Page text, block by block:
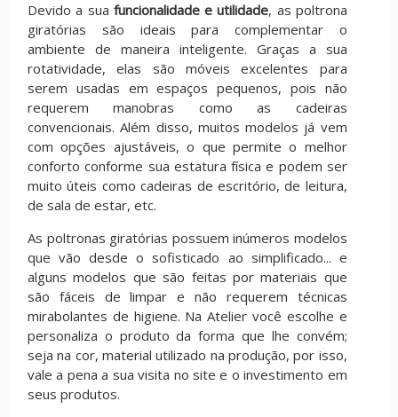
Devido a sua funcionalidade e utilidade, as poltrona
giratórias são ideais para complementar o
ambiente de maneira inteligente. Graças a sua
rotatividade, elas são móveis excelentes para
serem usadas em espaços pequenos, pois não
requerem manobras como as cadeiras
convencionais. Além disso, muitos modelos já vem
com opções ajustáveis, o que permite o melhor
conforto conforme sua estatura física e podem ser
muito úteis como cadeiras de escritório, de leitura,
de sala de estar, etc.
As poltronas giratórias possuem inúmeros modelos
que vão desde o sofisticado ao simplificado... e
alguns modelos que são feitas por materiais que
são fáceis de limpar e não requerem técnicas
mirabolantes de higiene. Na Atelier você escolhe e
personaliza o produto da forma que lhe convém;
seja na cor, material utilizado na produção, por isso,
vale a pena a sua visita no site e o investimento em
seus produtos.